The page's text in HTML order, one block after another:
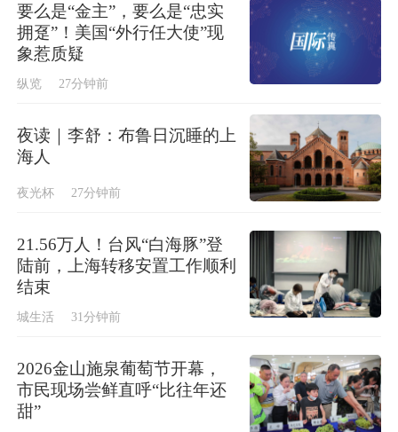
要么是“金主”，要么是“忠实
拥趸”！美国“外行任大使”现
象惹质疑
纵览 27分钟前
夜读｜李舒：布鲁日沉睡的上
海人
夜光杯 27分钟前
21.56万人！台风“白海豚”登
陆前，上海转移安置工作顺利
结束
城生活 31分钟前
2026金山施泉葡萄节开幕，
市民现场尝鲜直呼“比往年还
甜”